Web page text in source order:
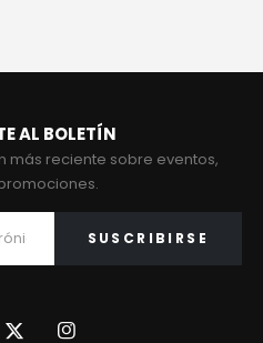
AL BOLETÍN
más reciente sobre eventos,